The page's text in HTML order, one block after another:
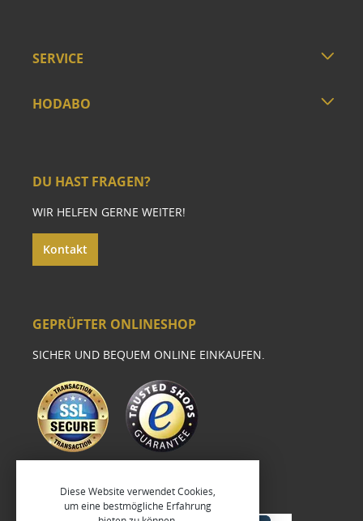
SERVICE
HODABO
DU HAST FRAGEN?
WIR HELFEN GERNE WEITER!
Kontakt
GEPRÜFTER ONLINESHOP
SICHER UND BEQUEM ONLINE EINKAUFEN.
Diese Website verwendet Cookies,
um eine bestmögliche Erfahrung